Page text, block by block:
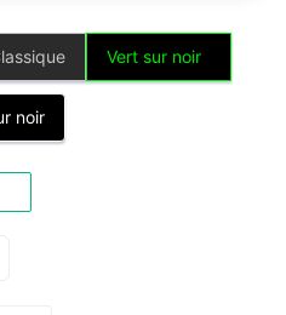
Vert sur noir
noir